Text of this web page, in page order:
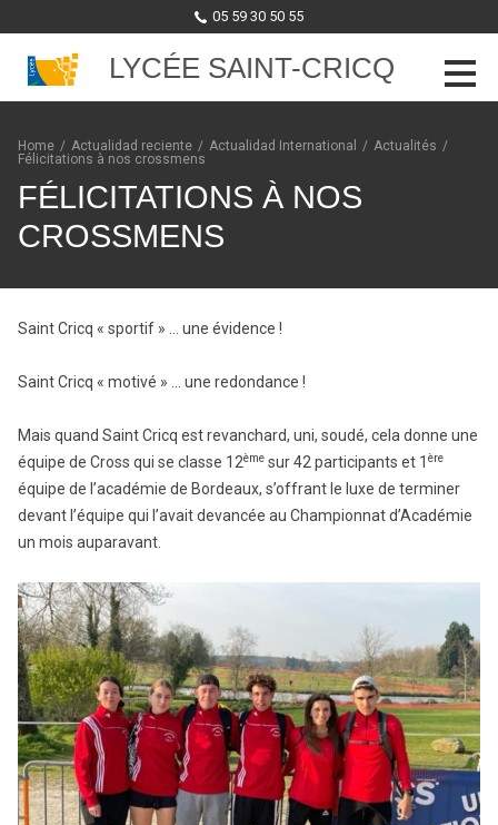
05 59 30 50 55
LYCÉE SAINT-CRICQ
Skip to content
Home / Actualidad reciente / Actualidad International / Actualités /
Félicitations à nos crossmens
FÉLICITATIONS À NOS
CROSSMENS
Saint Cricq « sportif » … une évidence !
Saint Cricq « motivé » … une redondance !
Mais quand Saint Cricq est revanchard, uni, soudé, cela donne une
équipe de Cross qui se classe 12ème sur 42 participants et 1 ère
équipe de l’académie de Bordeaux, s’offrant le luxe de terminer
devant l’équipe qui l’avait devancée au Championnat d’Académie
un mois auparavant.